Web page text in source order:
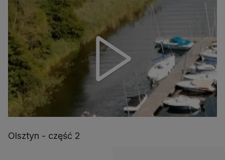
Olsztyn - część 2